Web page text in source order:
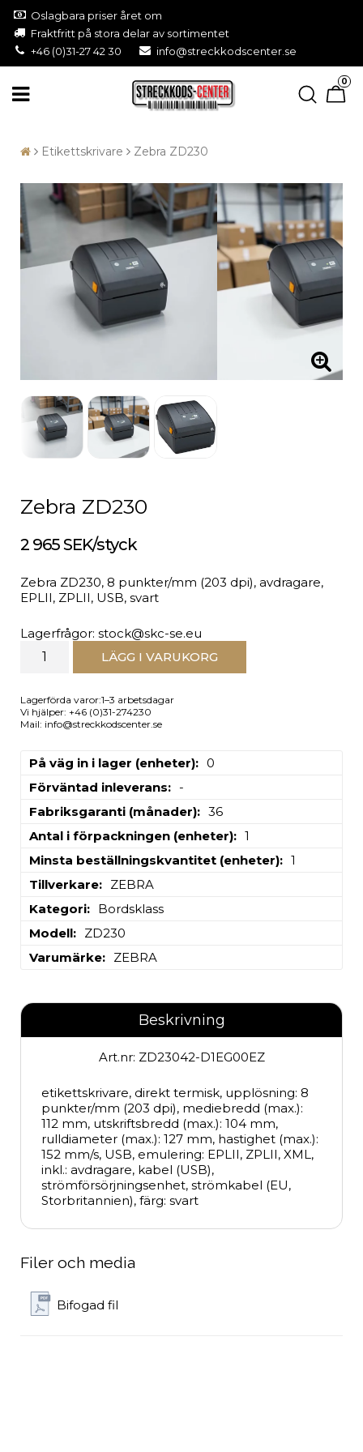
Oslagbara priser året om
Fraktfritt på stora delar av sortimentet
+46 (0)31-27 42 30
info@streckkodscenter.se
0
Etikettskrivare Zebra ZD230
Zebra ZD230
2 965 SEK/styck
Zebra ZD230, 8 punkter/mm (203 dpi), avdragare,
EPLII, ZPLII, USB, svart
Lagerfrågor: stock@skc-se.eu
LÄGG I VARUKORG
Lagerförda varor:1–3 arbetsdagar
Vi hjälper: +46 (0)31-274230
Mail: info@streckkodscenter.se
På väg in i lager (enheter)
0
Förväntad inleverans
-
Fabriksgaranti (månader)
36
Antal i förpackningen (enheter)
1
Minsta beställningskvantitet (enheter)
1
Tillverkare
ZEBRA
Kategori
Bordsklass
Modell
ZD230
Varumärke
ZEBRA
Beskrivning
Art.nr: ZD23042-D1EG00EZ
etikettskrivare, direkt termisk, upplösning: 8
punkter/mm (203 dpi), mediebredd (max.):
112 mm, utskriftsbredd (max.): 104 mm,
rulldiameter (max.): 127 mm, hastighet (max.):
152 mm/s, USB, emulering: EPLII, ZPLII, XML,
inkl.: avdragare, kabel (USB),
strömförsörjningsenhet, strömkabel (EU,
Storbritannien), färg: svart
Filer och media
Bifogad fil